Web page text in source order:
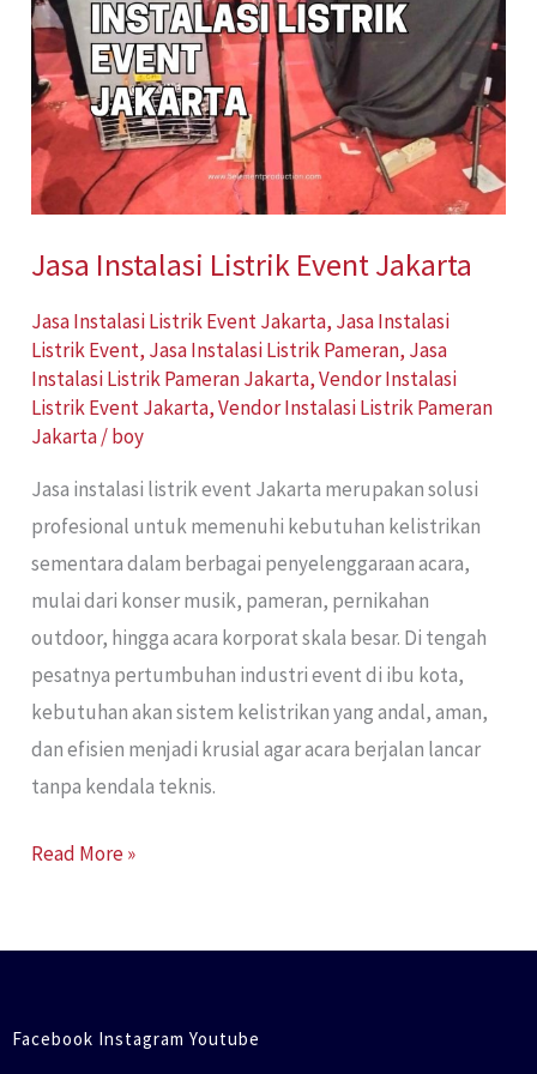
Jasa Instalasi Listrik Event Jakarta
Jasa Instalasi Listrik Event Jakarta, Jasa Instalasi
Listrik Event, Jasa Instalasi Listrik Pameran, Jasa
Instalasi Listrik Pameran Jakarta,Vendor Instalasi
Listrik Event Jakarta,Vendor Instalasi Listrik Pameran
Jakarta/boy
Jasa instalasi listrik event Jakarta merupakan solusi
profesional untuk memenuhi kebutuhan kelistrikan
sementara dalam berbagai penyelenggaraan acara,
mulai dari konser musik, pameran, pernikahan
outdoor, hingga acara korporat skala besar. Di tengah
pesatnya pertumbuhan industri event di ibu kota,
kebutuhan akan sistem kelistrikan yang andal, aman,
dan efisien menjadi krusial agar acara berjalan lancar
tanpa kendala teknis.
Event
Jakarta
Read More »
Facebook Instagram Youtube